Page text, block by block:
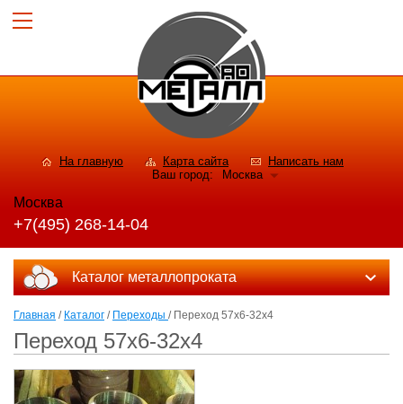
На главную Карта сайта
Написать нам
Ваш город:
Москва
Москва
+7(495) 268-14-04
Каталог металлопроката
Главная / Каталог / Переходы / Переход 57х6-32х4
Переход 57х6-32х4